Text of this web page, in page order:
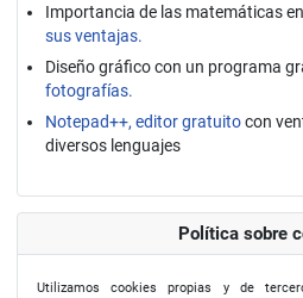
Importancia de las matemáticas
sus ventajas.
Diseño gráfico con un programa
fotografías.
Notepad++, editor gratuitocon
diversos lenguajes
Política sobre
Utilizamos cookies propias y de